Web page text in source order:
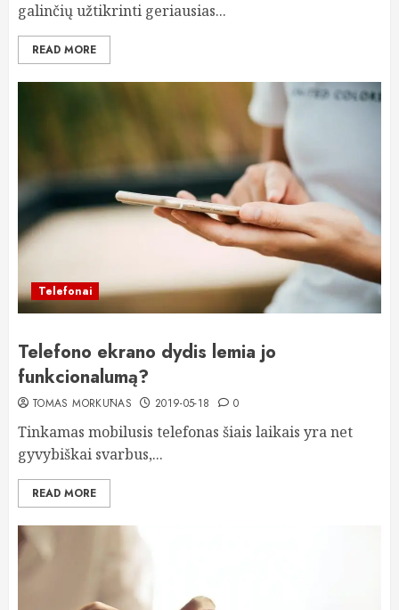
galinčių užtikrinti geriausias...
READ MORE
Telefonai
Telefono ekrano dydis lemia jo
funkcionalumą?
TOMAS MORKŪNAS 2019-05-18 0
Tinkamas mobilusis telefonas šiais laikais yra net
gyvybiškai svarbus,...
READ MORE